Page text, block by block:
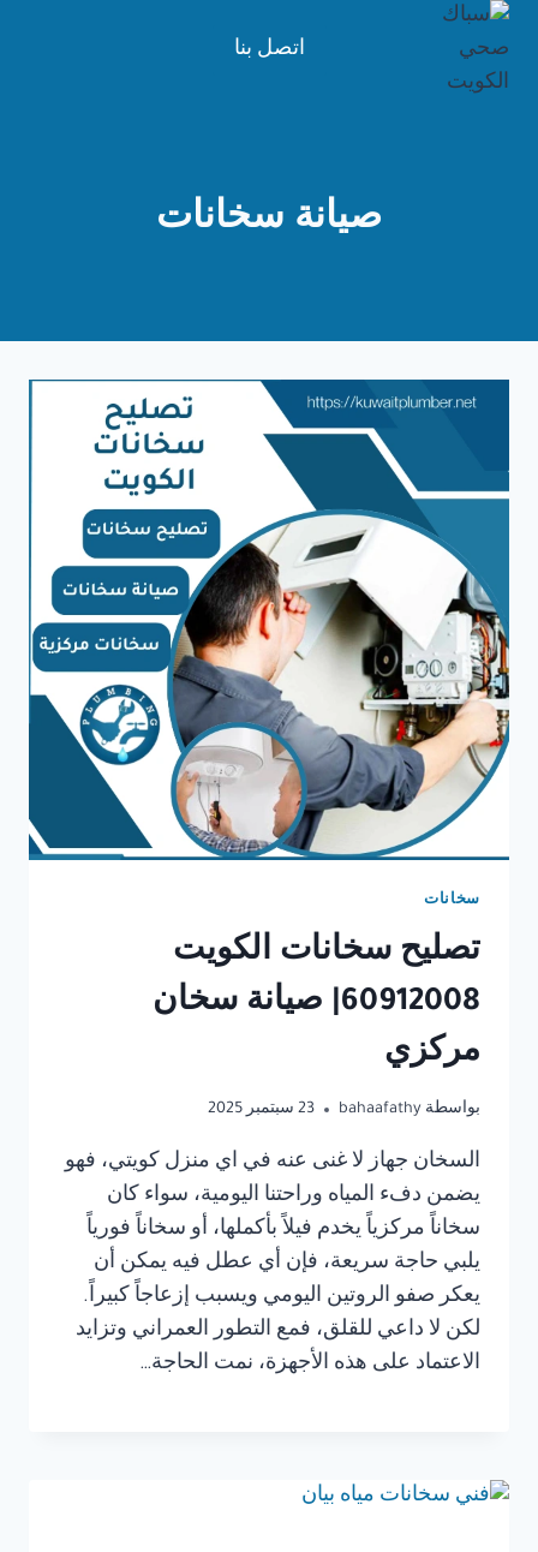
التجاوز
المحتوى
اتصل بنا
صيانة سخانات
سخانات
تصليح سخانات الكويت
60912008| صيانة سخان
مركزي
بواسطة bahaafathy 23 سبتمبر 2025
السخان جهاز لا غنى عنه في اي منزل كويتي، فهو
يضمن دفء المياه وراحتنا اليومية، سواء كان
سخاناً مركزياً يخدم فيلاً بأكملها، أو سخاناً فورياً
يلبي حاجة سريعة، فإن أي عطل فيه يمكن أن
يعكر صفو الروتين اليومي ويسبب إزعاجاً كبيراً.
لكن لا داعي للقلق، فمع التطور العمراني وتزايد
الاعتماد على هذه الأجهزة، نمت الحاجة…